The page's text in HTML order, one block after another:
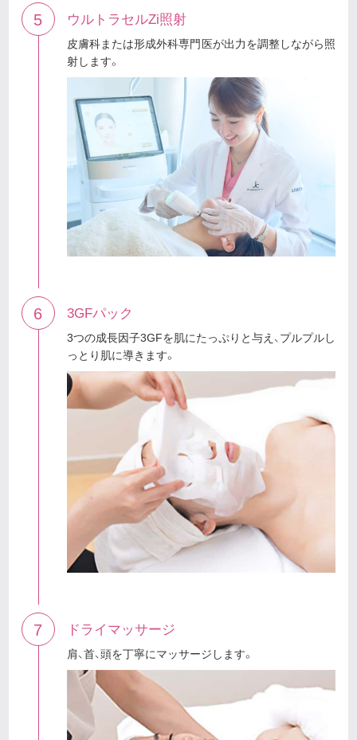
5 ウルトラセルZi照射
皮膚科または形成外科専門医が出力を調整しながら照
射します。
6 3GFパック
3つの成長因子3GFを肌にたっぷりと与え、プルプルし
っとり肌に導きます。
7 ドライマッサージ
肩、首、頭を丁寧にマッサージします。